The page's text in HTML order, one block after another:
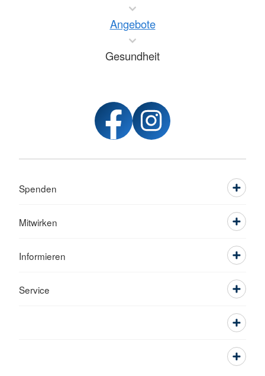
Angebote
Gesundheit
Spenden
Mitwirken
Informieren
Service